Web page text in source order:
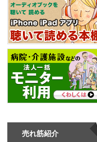
売れ筋紹介